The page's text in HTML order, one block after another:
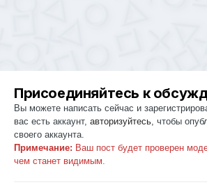
Присоединяйтесь к
Вы можете написать сейчас и
вас есть аккаунт, авторизуйтесь , чтобы
своего аккаунта.
Примечание: Ваш пост будет проверен
чем станет видимым.